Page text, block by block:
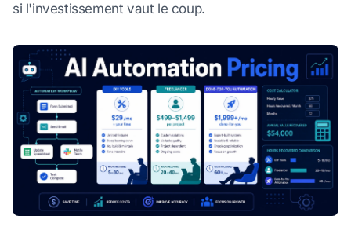
si l'investissement vaut le coup.